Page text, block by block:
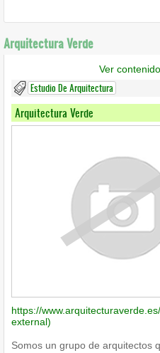
Arquitectura Verde
Ver
Estudio De Arquitectura
Arquitectura Verde
https://
external)
Somos un grupo de arquitectos